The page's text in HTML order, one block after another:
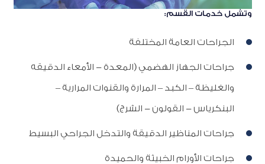
وتشمل خدمات القسم:
الجراحات العامة المختلفة
جراحات الجهاز الهضمي (المعدة - الأمعاء الدقيقه
والغليظة – الكبد – المرارة والقنوات المرارية –
البنكرياس - القولون - الشرج)
جراحات المناظير الدقيقة والتدخل الجراحي البسيط
جراحات الأورام الخبيثة والحميدة